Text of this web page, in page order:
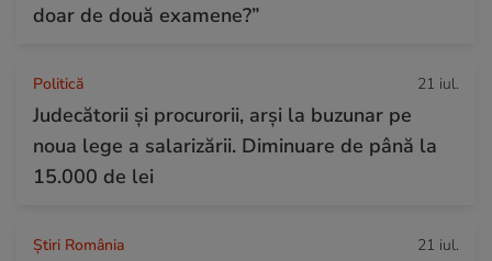
doar de două examene?”
Politică 21 iul.
Judecătorii și procurorii, arși la buzunar pe
noua lege a salarizării. Diminuare de până la
15.000 de lei
Știri România 21 iul.